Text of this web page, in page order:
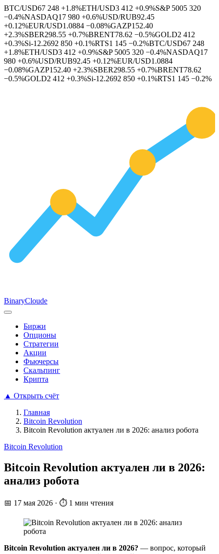
BTC/USD67 248 +1.8%ETH/USD3 412 +0.9%S&P 5005 320
−0.4%NASDAQ17 980 +0.6%USD/RUB92.45
+0.12%EUR/USD1.0884 −0.08%GAZP152.40
+2.3%SBER298.55 +0.7%BRENT78.62 −0.5%GOLD2 412
+0.3%Si-12.2692 850 +0.1%RTS1 145 −0.2%BTC/USD67 248
+1.8%ETH/USD3 412 +0.9%S&P 5005 320 −0.4%NASDAQ17
980 +0.6%USD/RUB92.45 +0.12%EUR/USD1.0884
−0.08%GAZP152.40 +2.3%SBER298.55 +0.7%BRENT78.62
−0.5%GOLD2 412 +0.3%Si-12.2692 850 +0.1%RTS1 145 −0.2%
BinaryCloude
Биржи
Опционы
Стратегии
Акции
Фьючерсы
Скальпинг
Крипта
▲ Открыть счёт
Главная
Bitcoin Revolution
Bitcoin Revolution актуален ли в 2026: анализ робота
Bitcoin Revolution
Bitcoin Revolution актуален ли в 2026:
анализ робота
📅 17 мая 2026 · ⏱ 1 мин чтения
Bitcoin Revolution актуален ли в 2026? — вопрос, который